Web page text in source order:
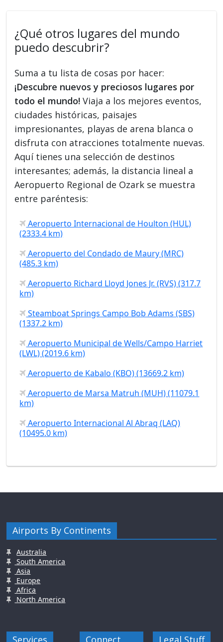
¿Qué otros lugares del mundo
puedo descubrir?
Suma a tu lista de cosas por hacer:
¡Descubre nuevos y preciosos lugares por
todo el mundo! Viaja a los mejores eventos,
ciudades históricas, paisajes
impresionantes, playas de arena blanca o
disfruta con atracciones totalmente nuevas.
Aquí tienes una selección de destinos
interesantes; además, la distancia lineal a
Aeropuerto Regional de Ozark se muestra
entre paréntesis:
Aeropuerto Internacional de Houlton (HUL)
(2333.4 km)
Aeropuerto del Condado de Maury (MRC)
(485.3 km)
Aeropuerto Richard Lloyd Jones Jr. (RVS) (317.7
km)
Steamboat Springs Campo Bob Adams (SBS)
(1337.2 km)
Aeropuerto Municipal de Wells/Campo Harriet
(LWL) (2019.6 km)
Aeropuerto de Kabalo (KBO) (13669.2 km)
Aeropuerto de Marsa Matruh (MUH) (11079.1
km)
Aeropuerto Internacional Al Abraq (LAQ)
(10495.0 km)
Airports By Continents
Australia
South America
Asia
Europe
Africa
North America
Services Connect Legal Stuff